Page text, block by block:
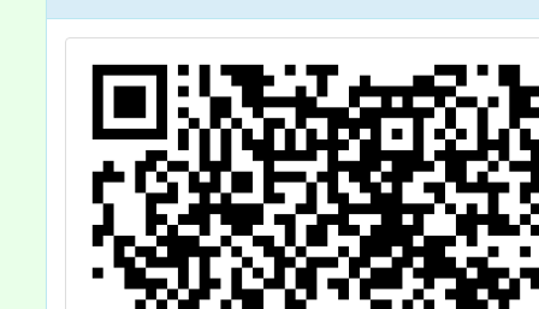
驗」